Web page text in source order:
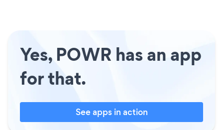
Yes, POWR has an app
for that.
See apps in action